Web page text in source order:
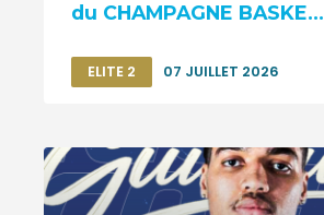
du CHAMPAGNE BASKE...
ELITE 2 07 JUILLET 2026